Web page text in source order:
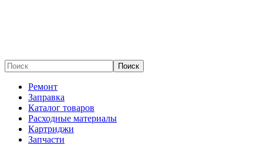
Поиск
Ремонт
Заправка
Каталог товаров
Расходные материалы
Картриджи
Запчасти